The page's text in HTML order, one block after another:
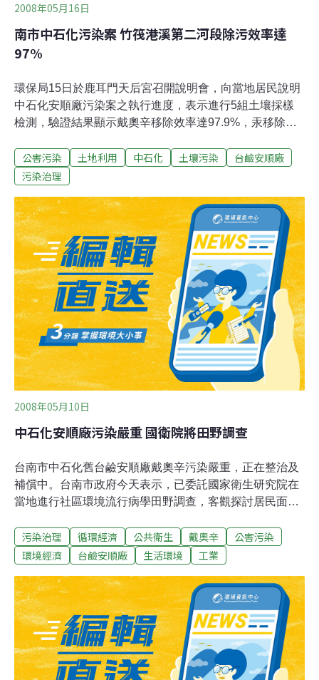
2008年05月16日
南市中石化污染案 竹筏港溪第二河段除污效率達
97%
環保局15日於鹿耳門天后宮召開說明會，向當地居民說明
中石化安順廠污染案之執行進度，表示進行5組土壤採樣
檢測，驗證結果顯示戴奧辛移除效率達97.9%，汞移除效
淤積之白色污泥，確實達到清除污染物之目的。廠區周界
漁塭部分，環保局於去年度進行142組之採樣，檢驗結果
地下水水質檢測結果均符合法規標準。本年度環保局於廠
址出入口設置監視器24小時監控，並由駐衛警於廠址、海
水貯存池及周圍停養魚塭進行巡邏，請民眾確實遵守規
定，不得任意進出管制區及捕撈養殖水產物。
公害污染 土地利用 中石化 土壤污染
台鹼安順廠
污染治理
2008年05月10日
中石化安順廠污染嚴重 國衛院將田野調查
台南市中石化舊台鹼安順廠戴奧辛污染嚴重，正在整治及
補償中。台南市政府今天表示，已委託國家衛生研究院在
當地進行社區環境流行病學田野調查，客觀探討居民面對
創傷承受衝擊的報告，國衛院將根據美國精神疾病手冊第
四版的創傷後壓力疾病診斷標準，客觀探討居民面對事件
懼、害怕、無助的一些生理反應，及居民如何看待自己及
未來。 國衛院也將於11日在鹿耳門天后宮舉辦說明會，以
降低民眾的不安，讓調查計畫更順暢。
污染治理 循環經濟 公共衛生 戴奧辛
公害污染
環境經濟
台鹼安順廠 生活環境 工業